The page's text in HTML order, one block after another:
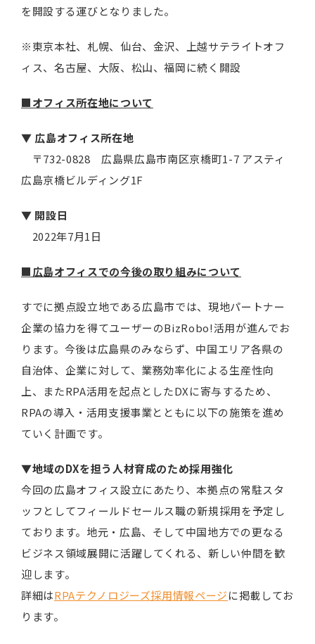
を開設する運びとなりました。
※東京本社、札幌、仙台、金沢、上越サテライトオフ
ィス、名古屋、大阪、松山、福岡に続く開設
■オフィス所在地について
▼ 広島オフィス所在地
〒732-0828 広島県広島市南区京橋町1-7 アスティ
広島京橋ビルディング1F
▼ 開設日
2022年7月1日
■広島オフィスでの今後の取り組みについて
すでに拠点設立地である広島市では、現地パートナー
企業の協力を得てユーザーのBizRobo!活用が進んでお
ります。今後は広島県のみならず、中国エリア各県の
自治体、企業に対して、業務効率化による生産性向
上、またRPA活用を起点としたDXに寄与するため、
RPAの導入・活用支援事業とともに以下の施策を進め
ていく計画です。
▼地域のDXを担う人材育成のため採用強化
今回の広島オフィス設立にあたり、本拠点の常駐スタ
ッフとしてフィールドセールス職の新規採用を予定し
ております。地元・広島、そして中国地方での更なる
ビジネス領域展開に活躍してくれる、新しい仲間を歓
迎します。
詳細はRPAテクノロジーズ採用情報ページに掲載してお
ります。